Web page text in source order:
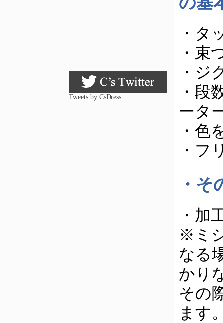
Tweets by CsDress
・タ
・束
・ジ
・段
ータ
・色
・フ
・
・加
※ミ
なる
かり
その
ます